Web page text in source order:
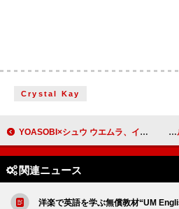
Crystal Kay
YOASOBI×シュウ ウエムラ、インタビュー動画が公開
関連ニュース
洋楽で英語を学ぶ無償教材“UM